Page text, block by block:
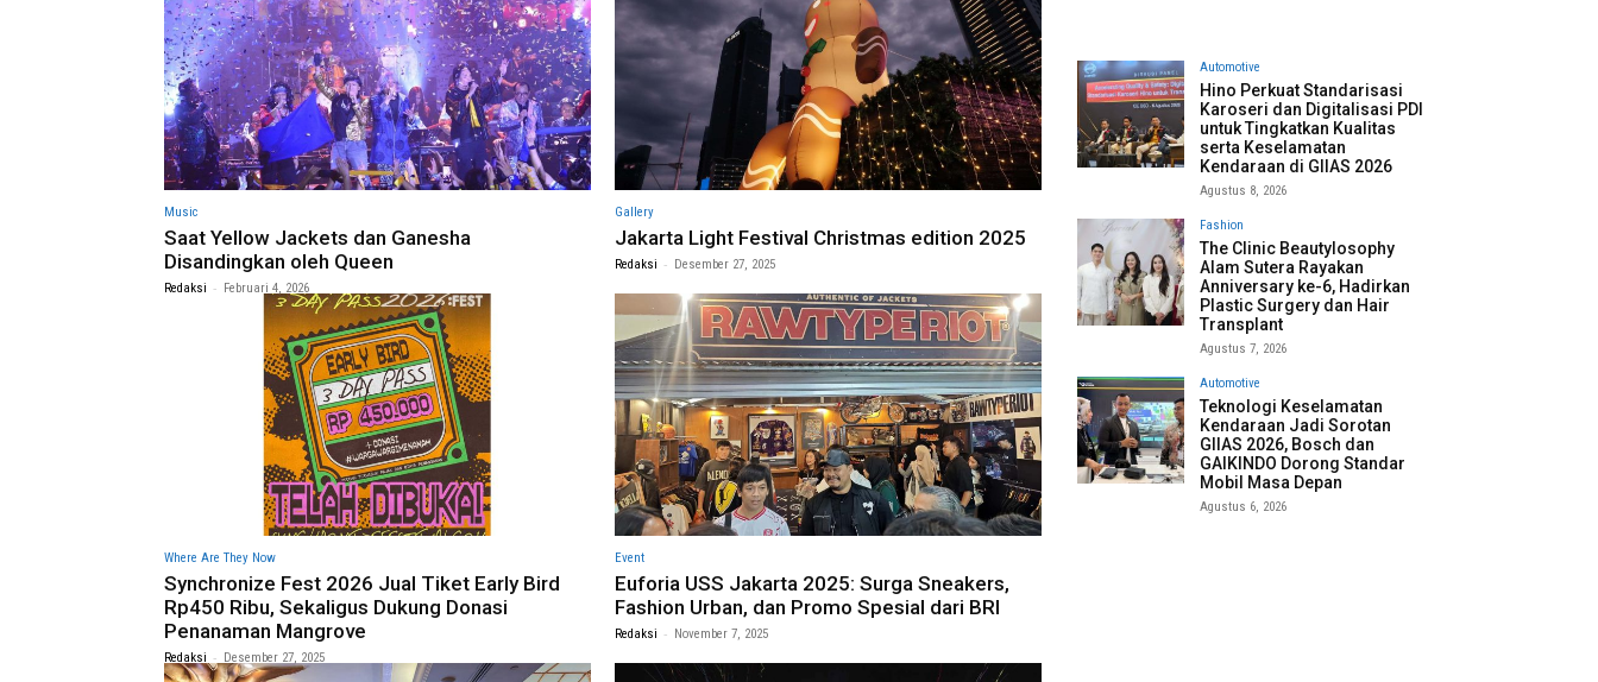
Music
Saat Yellow Jackets dan Ganesha
Disandingkan oleh Queen
Redaksi - Februari 4, 2026
Gallery
Jakarta Light Festival Christmas edition 2025
Redaksi - Desember 27, 2025
Where Are They Now
Synchronize Fest 2026 Jual Tiket Early Bird
Rp450 Ribu, Sekaligus Dukung Donasi
Penanaman Mangrove
Redaksi - Desember 27, 2025
Event
Euforia USS Jakarta 2025: Surga Sneakers,
Fashion Urban, dan Promo Spesial dari BRI
Redaksi - November 7, 2025
Automotive
Hino Perkuat Standarisasi
Karoseri dan Digitalisasi PDI
untuk Tingkatkan Kualitas
serta Keselamatan
Kendaraan di GIIAS 2026
Agustus 8, 2026
Fashion
The Clinic Beautylosophy
Alam Sutera Rayakan
Anniversary ke-6, Hadirkan
Plastic Surgery dan Hair
Transplant
Agustus 7, 2026
Automotive
Teknologi Keselamatan
Kendaraan Jadi Sorotan
GIIAS 2026, Bosch dan
GAIKINDO Dorong Standar
Mobil Masa Depan
Agustus 6, 2026